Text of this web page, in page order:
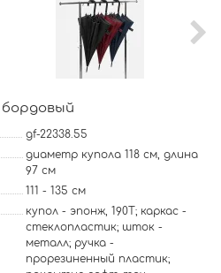
gf-22338.55
диаметр купола 118 см, длина
97 см
111 - 135 см
купол - эпонж, 190T; каркас -
стеклопластик; шток -
металл; ручка -
прорезиненный пластик;